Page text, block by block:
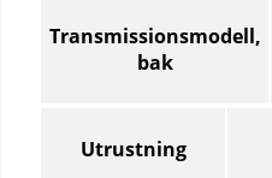
Transmissionsmodell,
bak
Utrustning